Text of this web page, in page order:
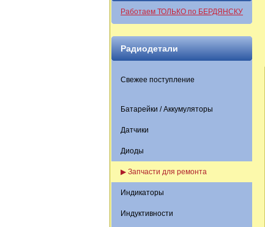
Работаем ТОЛЬКО по БЕРДЯНСКУ
Радиодетали
Свежее поступление
Батарейки / Аккумуляторы
Датчики
Диоды
▶ Запчасти для ремонта
Индикаторы
Индуктивности